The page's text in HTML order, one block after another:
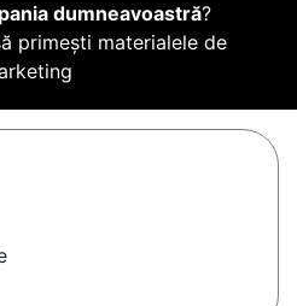
dumneavoastră?
primești materialele de